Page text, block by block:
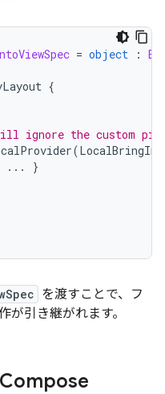
= object :
{
ignore the custom
(
...
}
を渡すことで、フ
が引き継がれます。